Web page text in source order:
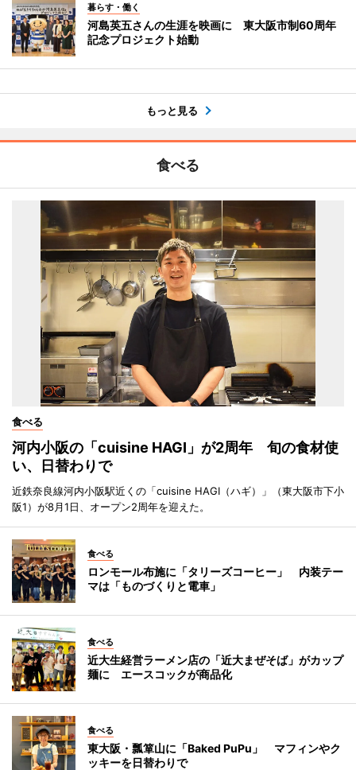
暮らす・働く
河島英五さんの生涯を映画に 東大阪市制60周年
記念プロジェクト始動
もっと見る
食べる
食べる
河内小阪の「cuisine HAGI」が2周年 旬の食材使
い、日替わりで
近鉄奈良線河内小阪駅近くの「cuisine HAGI（ハギ）」（東大阪市下小
阪1）が8月1日、オープン2周年を迎えた。
食べる
ロンモール布施に「タリーズコーヒー」 内装テー
マは「ものづくりと電車」
食べる
近大生経営ラーメン店の「近大まぜそば」がカップ
麺に エースコックが商品化
食べる
東大阪・瓢箪山に「Baked PuPu」 マフィンやク
ッキーを日替わりで